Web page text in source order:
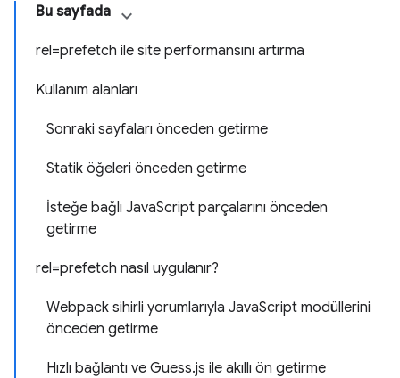
Bu sayfada
rel=prefetch ile site performansını artırma
Kullanım alanları
Sonraki sayfaları önceden getirme
Statik öğeleri önceden getirme
İsteğe bağlı JavaScript parçalarını önceden
getirme
rel=prefetch nasıl uygulanır?
Webpack sihirli yorumlarıyla JavaScript modüllerini
önceden getirme
Hızlı bağlantı ve Guess.js ile akıllı ön getirme